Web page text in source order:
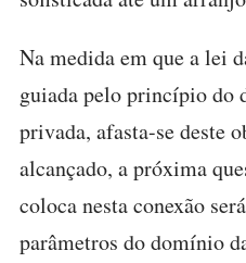
Na medida em que a lei
guiada pelo princípio do
privada, afasta-se deste
alcançado, a próxima
coloca nesta conexão
parâmetros do domínio